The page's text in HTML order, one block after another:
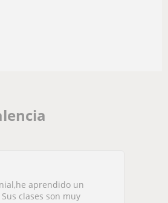
aprendido un
clases son muy